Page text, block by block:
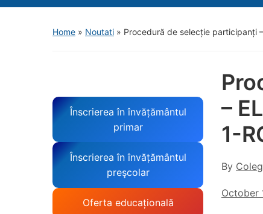
Home » Noutati » Procedură de selecție participanți
Înscrierea în învățământul
primar
Înscrierea în învățământul
preşcolar
Oferta educațională
–
1-
By
October